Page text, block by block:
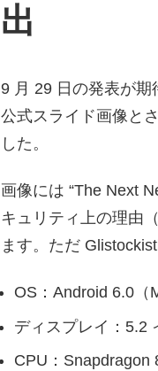
出
9 月 29 日の発表が
公式スライド画像と
した。
画像には “The Next
キュリティ上の理由
ます。ただ
OS：Android 6.0（
ディスプレイ：5.2
CPU：Snapdragon